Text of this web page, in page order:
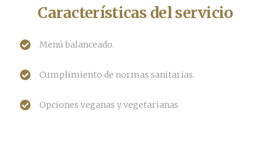
Características del servicio
Menú balanceado.
Cumplimiento de normas sanitarias.
Opciones veganas y vegetarianas